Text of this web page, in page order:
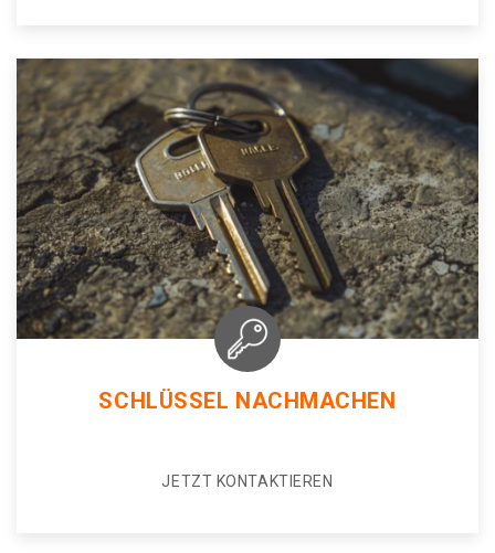
SCHLÜSSEL NACHMACHEN
JETZT KONTAKTIEREN